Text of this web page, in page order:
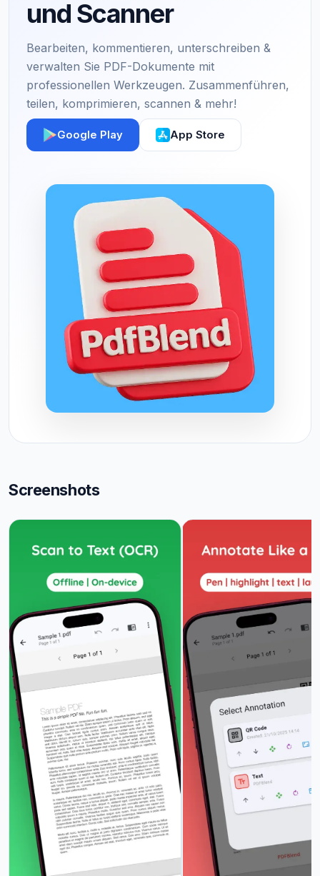
und Scanner
Bearbeiten, kommentieren, unterschreiben &
verwalten Sie PDF-Dokumente mit
professionellen Werkzeugen. Zusammenführen,
teilen, komprimieren, scannen & mehr!
Google Play App Store
Screenshots